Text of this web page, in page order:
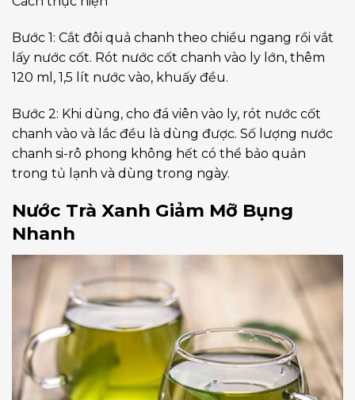
Bước 1: Cắt đôi quả chanh theo chiều ngang rồi vắt
lấy nước cốt. Rót nước cốt chanh vào ly lớn, thêm
120 ml, 1,5 lít nước vào, khuấy đều.
Bước 2: Khi dùng, cho đá viên vào ly, rót nước cốt
chanh vào và lắc đều là dùng được. Số lượng nước
chanh si-rô phong không hết có thể bảo quản
trong tủ lạnh và dùng trong ngày.
Nước Trà Xanh Giảm Mỡ Bụng
Nhanh